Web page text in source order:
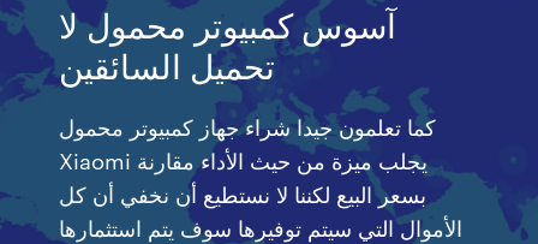
آسوس كمبيوتر محمول لا
تحميل السائقين
كما تعلمون جيدا شراء جهاز كمبيوتر محمول
Xiaomi يجلب ميزة من حيث الأداء مقارنة
بسعر البيع لكننا لا نستطيع أن نخفي أن كل
الأموال التي سيتم توفيرها سوف يتم استثمارها